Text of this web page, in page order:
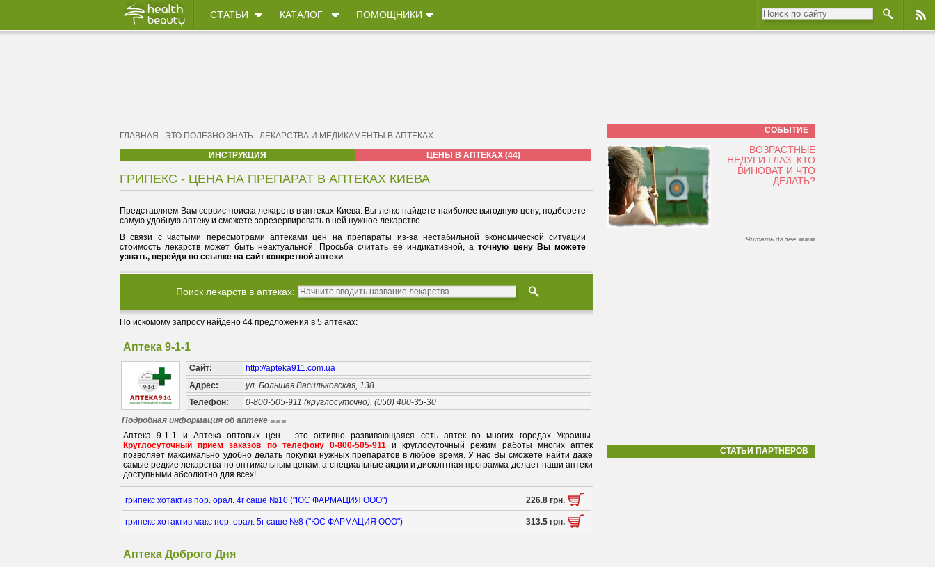
СТАТЬИ КАТАЛОГ ПОМОЩНИКИ
ГЛАВНАЯ : ЭТО ПОЛЕЗНО ЗНАТЬ : ЛЕКАРСТВА И МЕДИКАМЕНТЫ В АПТЕКАХ
ИНСТРУКЦИЯ
ЦЕНЫ В АПТЕКАХ (44)
ГРИПЕКС - ЦЕНА НА ПРЕПАРАТ В АПТЕКАХ КИЕВА
Представляем Вам сервис поиска лекарств в аптеках Киева. Вы легко найдете наиболее выгодную цену, подберете
самую удобную аптеку и сможете зарезервировать в ней нужное лекарство.
В связи с частыми пересмотрами аптеками цен на препараты из-за нестабильной экономической ситуации
стоимость лекарств может быть неактуальной. Просьба считать ее индикативной, аточную цену Вы можете
узнать, перейдя по ссылке на сайт конкретной аптеки.
Поиск лекарств в аптеках:
По искомому запросу найдено 44 предложения в 5 аптеках:
Аптека 9-1-1
Сайт:
http://apteka911.com.ua
Адрес:
ул. Большая Васильковская, 138
Телефон:
0-800-505-911 (круглосуточно), (050) 400-35-30
Подробная информация об аптеке
Аптека 9-1-1 и Аптека оптовых цен - это активно развивающаяся сеть аптек во многих городах Украины.
Круглосуточный прием заказов по телефону 0-800-505-911и круглосуточный режим работы многих аптек
позволяет максимально удобно делать покупки нужных препаратов в любое время. У нас Вы сможете найти даже
самые редкие лекарства по оптимальным ценам, а специальные акции и дисконтная программа делает наши аптеки
доступными абсолютно для всех!
грипекс хотактив пор. орал. 4г саше №10 ("ЮС ФАРМАЦИЯ ООО") 226.8 грн.
грипекс хотактив макс пор. орал. 5г саше №8 ("ЮС ФАРМАЦИЯ ООО") 313.5 грн.
Аптека Доброго Дня
СОБЫТИЕ
ВОЗРАСТНЫЕ
НЕДУГИ ГЛАЗ: КТО
ВИНОВАТ И ЧТО
ДЕЛАТЬ?
Читать далее
СТАТЬИ ПАРТНЕРОВ